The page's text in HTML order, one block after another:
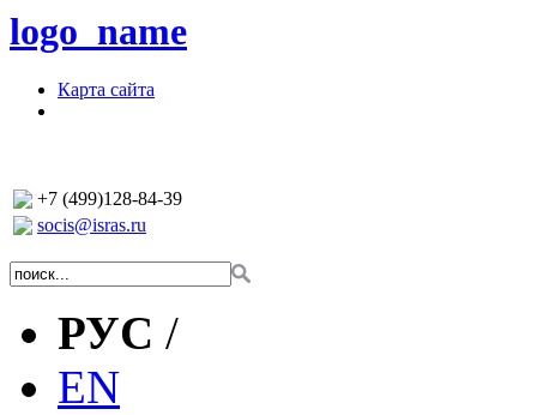
logo_name
Карта сайта
+7 (499)128-84-39
socis@isras.ru
РУС /
EN